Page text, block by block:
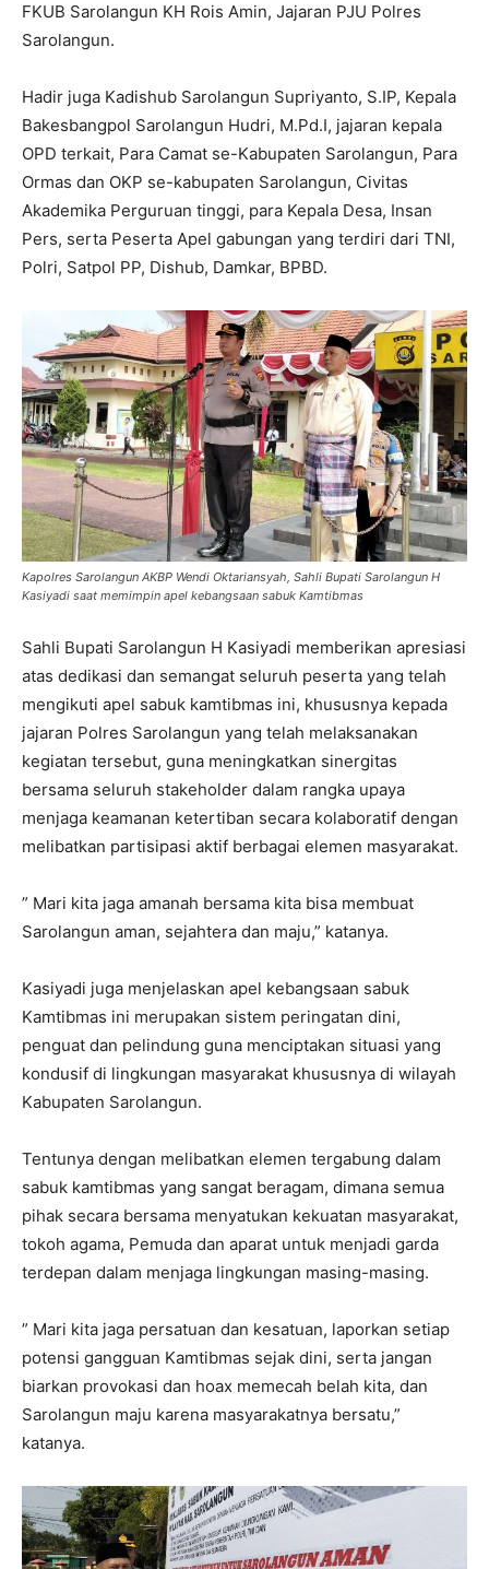
FKUB Sarolangun KH Rois Amin, Jajaran PJU Polres
Sarolangun.
Hadir juga Kadishub Sarolangun Supriyanto, S.IP, Kepala
Bakesbangpol Sarolangun Hudri, M.Pd.I, jajaran kepala
OPD terkait, Para Camat se-Kabupaten Sarolangun, Para
Ormas dan OKP se-kabupaten Sarolangun, Civitas
Akademika Perguruan tinggi, para Kepala Desa, Insan
Pers, serta Peserta Apel gabungan yang terdiri dari TNI,
Polri, Satpol PP, Dishub, Damkar, BPBD.
Kapolres Sarolangun AKBP Wendi Oktariansyah, Sahli Bupati Sarolangun H
Kasiyadi saat memimpin apel kebangsaan sabuk Kamtibmas
Sahli Bupati Sarolangun H Kasiyadi memberikan apresiasi
atas dedikasi dan semangat seluruh peserta yang telah
mengikuti apel sabuk kamtibmas ini, khususnya kepada
jajaran Polres Sarolangun yang telah melaksanakan
kegiatan tersebut, guna meningkatkan sinergitas
bersama seluruh stakeholder dalam rangka upaya
menjaga keamanan ketertiban secara kolaboratif dengan
melibatkan partisipasi aktif berbagai elemen masyarakat.
” Mari kita jaga amanah bersama kita bisa membuat
Sarolangun aman, sejahtera dan maju,” katanya.
Kasiyadi juga menjelaskan apel kebangsaan sabuk
Kamtibmas ini merupakan sistem peringatan dini,
penguat dan pelindung guna menciptakan situasi yang
kondusif di lingkungan masyarakat khususnya di wilayah
Kabupaten Sarolangun.
Tentunya dengan melibatkan elemen tergabung dalam
sabuk kamtibmas yang sangat beragam, dimana semua
pihak secara bersama menyatukan kekuatan masyarakat,
tokoh agama, Pemuda dan aparat untuk menjadi garda
terdepan dalam menjaga lingkungan masing-masing.
” Mari kita jaga persatuan dan kesatuan, laporkan setiap
potensi gangguan Kamtibmas sejak dini, serta jangan
biarkan provokasi dan hoax memecah belah kita, dan
Sarolangun maju karena masyarakatnya bersatu,”
katanya.